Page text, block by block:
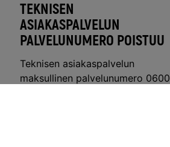
TEKNISEN
ASIAKASPALVELUN
PALVELUNUMERO POISTUU
Teknisen asiakaspalvelun
maksullinen palvelunumero 0600